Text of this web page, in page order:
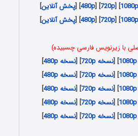
] [
720p
] [
480p
] [پخش آنلاین]
] [
720p
] [
480p
] [پخش آنلاین]
با زیرنویس فارسی چسبیده)
] [نسخه 720p ] [نسخه 480p
]
] [نسخه 720p ] [نسخه 480p
]
] [نسخه 720p ] [نسخه 480p
]
] [نسخه 720p ] [نسخه 480p
]
] [نسخه 720p ] [نسخه 480p
]